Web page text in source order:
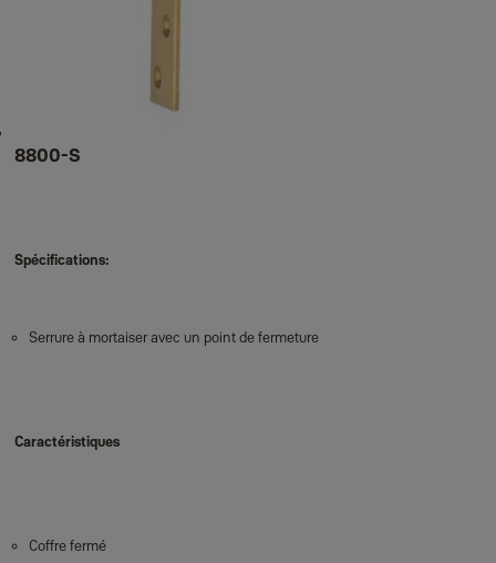
8800-S
Spécifications:
Serrure à mortaiser avec un point de fermeture
Caractéristiques
Coffre fermé